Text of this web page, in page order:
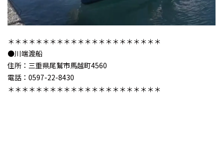
＊＊＊＊＊＊＊＊＊＊＊＊＊＊＊＊＊＊＊＊＊＊
●川端渡船
住所：三重県尾鷲市馬越町4560
電話：0597-22-8430
＊＊＊＊＊＊＊＊＊＊＊＊＊＊＊＊＊＊＊＊＊＊